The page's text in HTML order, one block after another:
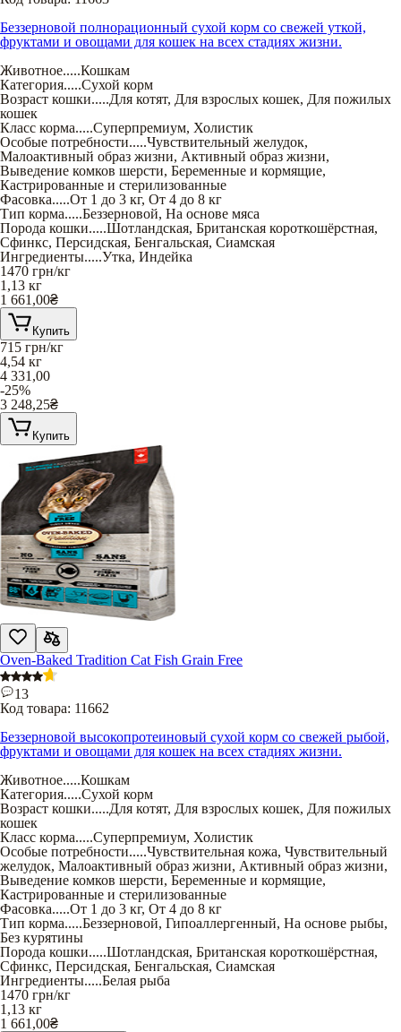
Беззерновой полнорационный сухой корм со свежей уткой,
фруктами и овощами для кошек на всех стадиях жизни.
Животное.....Кошкам
Категория.....Сухой корм
Возраст кошки.....Для котят, Для взрослых кошек, Для пожилых
кошек
Класс корма.....Суперпремиум, Холистик
Особые потребности.....Чувствительный желудок,
Малоактивный образ жизни, Активный образ жизни,
Выведение комков шерсти, Беременные и кормящие,
Кастрированные и стерилизованные
Фасовка.....От 1 до 3 кг, От 4 до 8 кг
Тип корма.....Беззерновой, На основе мяса
Порода кошки.....Шотландская, Британская короткошёрстная,
Сфинкс, Персидская, Бенгальская, Сиамская
Ингредиенты.....Утка, Индейка
1470 грн/кг
1,13 кг
1 661,00₴
Купить
715 грн/кг
4,54 кг
4 331,00
-25%
3 248,25₴
Купить
Oven-Baked Tradition Cat Fish Grain Free
13
Код товара: 11662
Беззерновой высокопротеиновый сухой корм со свежей рыбой,
фруктами и овощами для кошек на всех стадиях жизни.
Животное.....Кошкам
Категория.....Сухой корм
Возраст кошки.....Для котят, Для взрослых кошек, Для пожилых
кошек
Класс корма.....Суперпремиум, Холистик
Особые потребности.....Чувствительная кожа, Чувствительный
желудок, Малоактивный образ жизни, Активный образ жизни,
Выведение комков шерсти, Беременные и кормящие,
Кастрированные и стерилизованные
Фасовка.....От 1 до 3 кг, От 4 до 8 кг
Тип корма.....Беззерновой, Гипоаллергенный, На основе рыбы,
Без курятины
Порода кошки.....Шотландская, Британская короткошёрстная,
Сфинкс, Персидская, Бенгальская, Сиамская
Ингредиенты.....Белая рыба
1470 грн/кг
1,13 кг
1 661,00₴